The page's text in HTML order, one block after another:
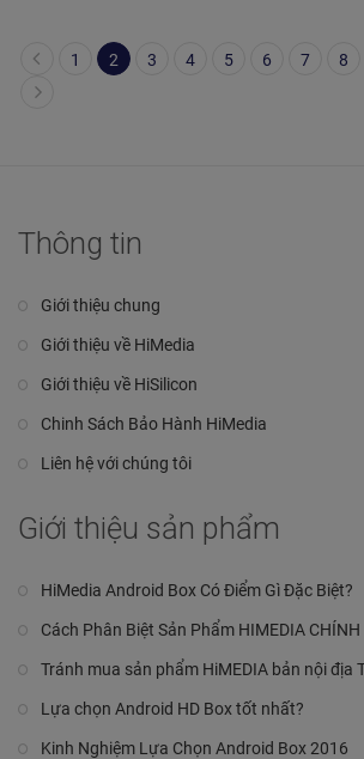
1 2 3 4 5 6 7 8
Thông tin
Giới thiệu chung
Giới thiệu về HiMedia
Giới thiệu về HiSilicon
Chinh Sách Bảo Hành HiMedia
Liên hệ với chúng tôi
Giới thiệu sản phẩm
HiMedia Android Box Có Điểm Gì Đặc Biệt?
Cách Phân Biệt Sản Phẩm HIMEDIA CHÍNH
Tránh mua sản phẩm HiMEDIA bản nội địa
Lựa chọn Android HD Box tốt nhất?
Kinh Nghiệm Lựa Chọn Android Box 2016